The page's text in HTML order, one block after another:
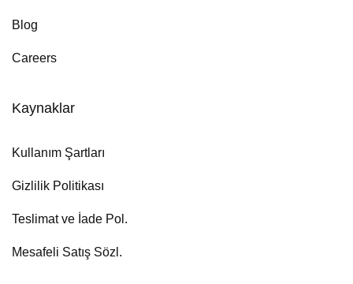
Blog
Careers
Kaynaklar
Kullanım Şartları
Gizlilik Politikası
Teslimat ve İade Pol.
Mesafeli Satış Sözl.